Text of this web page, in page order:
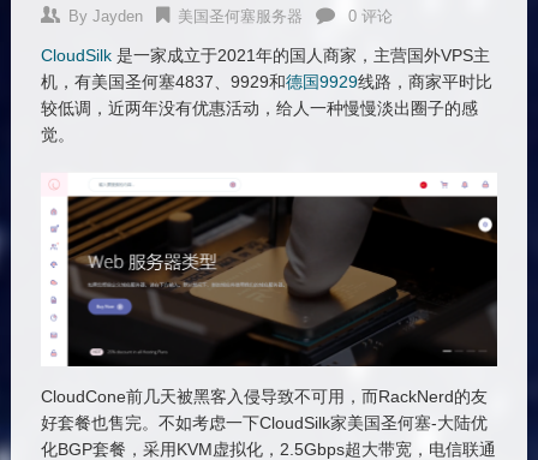
By Jayden 美国圣何塞服务器 0 评论
CloudSilk是一家成立于2021年的国人商家，主营国外VPS主
机，有美国圣何塞4837、9929和德国9929线路，商家平时比
较低调，近两年没有优惠活动，给人一种慢慢淡出圈子的感
觉。
CloudCone前几天被黑客入侵导致不可用，而RackNerd的友
好套餐也售完。不如考虑一下CloudSilk家美国圣何塞-大陆优
化BGP套餐，采用KVM虚拟化，2.5Gbps超大带宽，电信联通